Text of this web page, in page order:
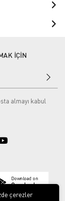
İÇİN
almayı kabul
Download on
Google play
çerezler